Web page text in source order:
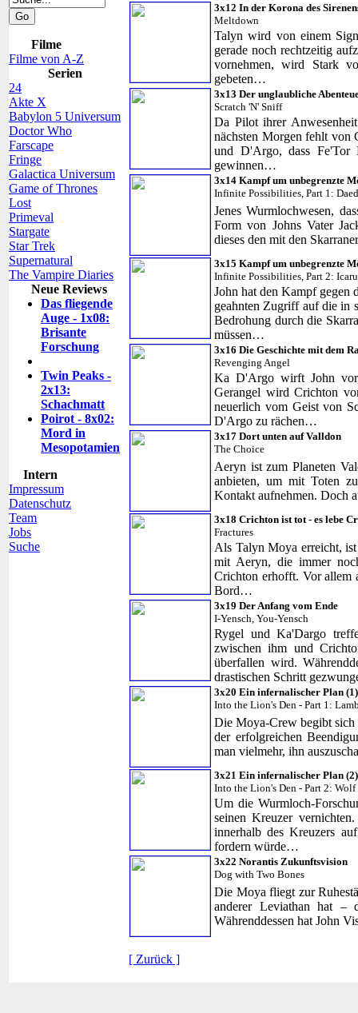
Filme
Filme von A-Z
Serien
24
Akte X
Babylon 5 Universum
Doctor Who
Farscape
Fringe
Galactica Universum
Game of Thrones
Lost
Primeval
Stargate
Star Trek
Supernatural
The Vampire Diaries
Neue Reviews
Das fliegende
Auge - 1x08:
Brisante
Forschung
Twin Peaks -
2x13:
Schachmatt
Poirot - 8x02:
Mord in
Mesopotamien
Intern
Impressum
Datenschutz
Team
Jobs
Suche
3x12 In der Korona des
Meltdown
Talyn wird von einem
gerade noch rechtzeitig
vornehmen, wird Stark
gebeten…
3x13 Der unglaubliche
Scratch 'N' Sniff
Da Pilot ihrer
nächsten Morgen fehlt von
und D'Argo, dass Fe'Tor
gewinnen…
3x14 Kampf um unbegrenzte
Infinite Possibilities, Part 1:
Jenes Wurmlochwesen,
Form von Johns Vater
dieses den mit den
3x15 Kampf um unbegrenzte
Infinite Possibilities, Part 2:
John hat den Kampf gegen
geahnten Zugriff auf die in
Bedrohung durch die
müssen…
3x16 Die Geschichte mit dem
Revenging Angel
Ka D'Argo wirft John
Gerangel wird Crichton
neuerlich vom Geist von
D'Argo zu rächen…
3x17 Dort unten auf Valldon
The Choice
Aeryn ist zum Planeten
anbieten, um mit Toten
Kontakt aufnehmen. Doch
3x18 Crichton ist tot - es lebe
Fractures
Als Talyn Moya erreicht,
mit Aeryn, die immer
Crichton erhofft. Vor allem
Bord…
3x19 Der Anfang vom Ende
I-Yensch, You-Yensch
Rygel und Ka'Dargo
zwischen ihm und
überfallen wird.
drastischen Schritt
3x20 Ein infernalischer Plan (1)
Into the Lion's Den - Part 1:
Die Moya-Crew begibt
der erfolgreichen
man vielmehr, ihn
3x21 Ein infernalischer Plan (2)
Into the Lion's Den - Part 2:
Um die Wurmloch-
seinen Kreuzer
innerhalb des Kreuzers
fordern würde…
3x22 Norantis Zukunftsvision
Dog with Two Bones
Die Moya fliegt zur
anderer Leviathan hat –
Währenddessen hat John
[ Zurück ]